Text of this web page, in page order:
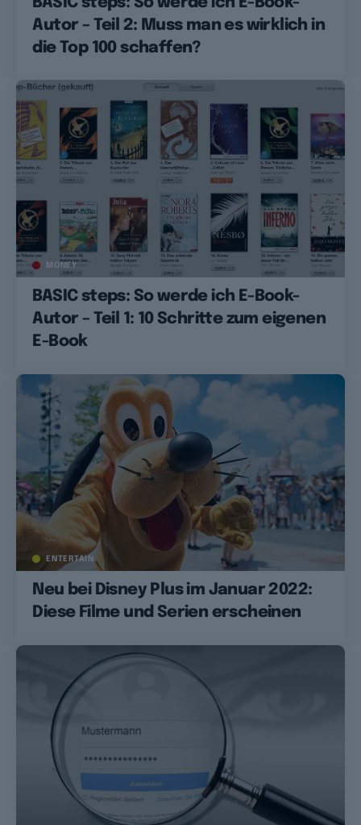
Autor – Teil 2: Muss man es wirklich in
die Top 100 schaffen?
MONEY
BASIC steps: So werde ich E-Book-
Autor – Teil 1: 10 Schritte zum eigenen
E-Book
ENTERTAIN
Neu bei Disney Plus im Januar 2022:
Diese Filme und Serien erscheinen